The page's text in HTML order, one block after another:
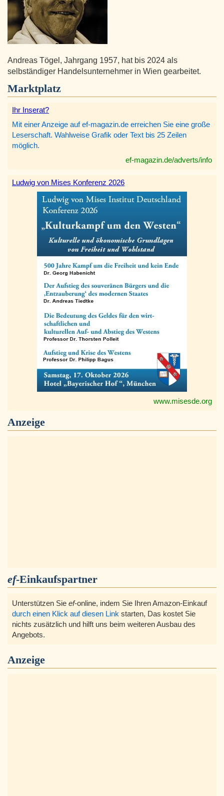
Andreas Tögel, Jahrgang 1957, hat bis 2024 als
selbständiger Handelsunternehmer in Wien gearbeitet.
Marktplatz
Ihr Inserat?
Mit einer Anzeige auf ef-magazin.de erreichen Sie eine große
Leserschaft. Wahlweise Grafik oder Text bis 25 Zeilen
möglich.
ef-magazin.de/adverts/info
Ludwig von Mises Konferenz 2026
www.misesde.org
Anzeige
ef-Einkaufspartner
Unterstützen Sie ef-online, indem Sie Ihren Amazon-Einkauf
durch einen Klick auf diesen Link starten, Das kostet Sie
nichts zusätzlich und hilft uns beim weiteren Ausbau des
Angebots.
Anzeige